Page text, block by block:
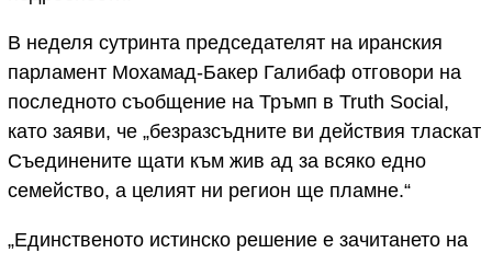
В неделя сутринта председателят на иранския
парламент Мохамад-Бакер Галибаф отговори на
последното съобщение на Тръмп в Truth Social,
като заяви, че „безразсъдните ви действия тласкат
Съединените щати към жив ад за всяко едно
семейство, а целият ни регион ще пламне.“
„Единственото истинско решение е зачитането на